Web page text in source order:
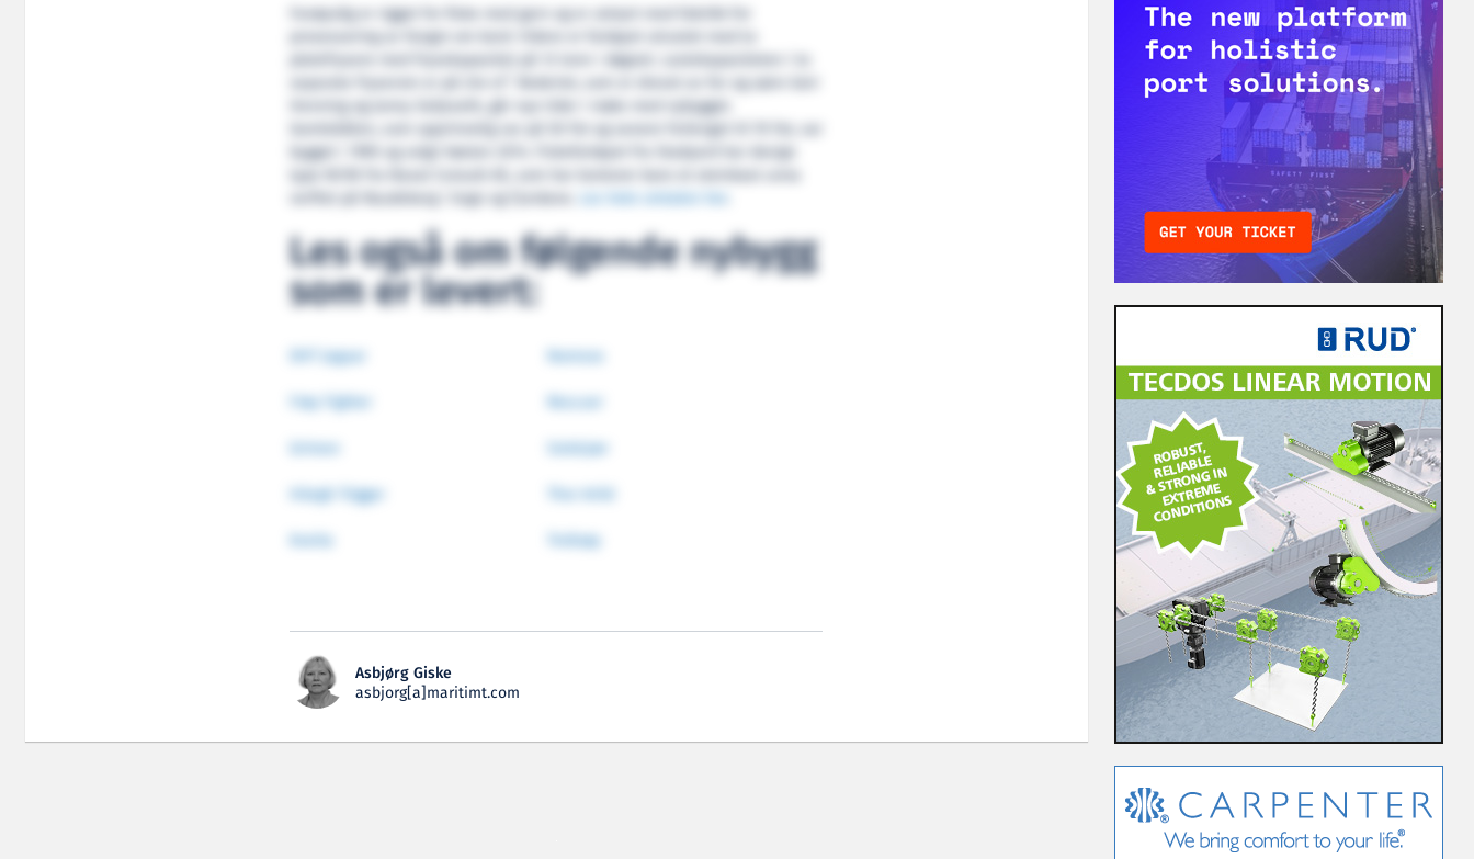
Fanøyvåg er rigget for fiske med garn og er utstyrt med fabrikk for
prosessering av fangst om bord. Videre er fartøyet utrustet med to
platefrysere med frysekapasitet på 12 tonn i døgnet. Lastekapasiteten i to
separate fryserom er på 244 m
. Rederiet, som er drevet av far og sønn Geir
Henning og Jonny Seljeseth, går nye tider i møte med nybygget.
Gamlebåten, som opprinnelig var på 50 fot og senere forlenget til 70 fot, var
bygget i 1990 og solgt høsten 2014. Fiskefartøyet fra Stadyard har design
type NC90 fra Naval Consult AS, som har kontorer bare et steinkast unna
verftet på Raudeberg i Sogn og Fjordane.
Les hele omtalen her
Les også om følgende nybygg
som er levert:
DHT Jaguar
Frøy Fighter
Grimen
Höegh Trigger
Kveita
Namsos
Rescuer
Solskjær
Thor Arild
Trollsøy
Asbjørg Giske
asbjorg[a]maritimt.com